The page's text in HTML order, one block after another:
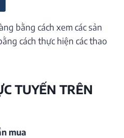
bằng cách xem các sản
cách thực hiện các thao
TUYẾN TRÊN
mua